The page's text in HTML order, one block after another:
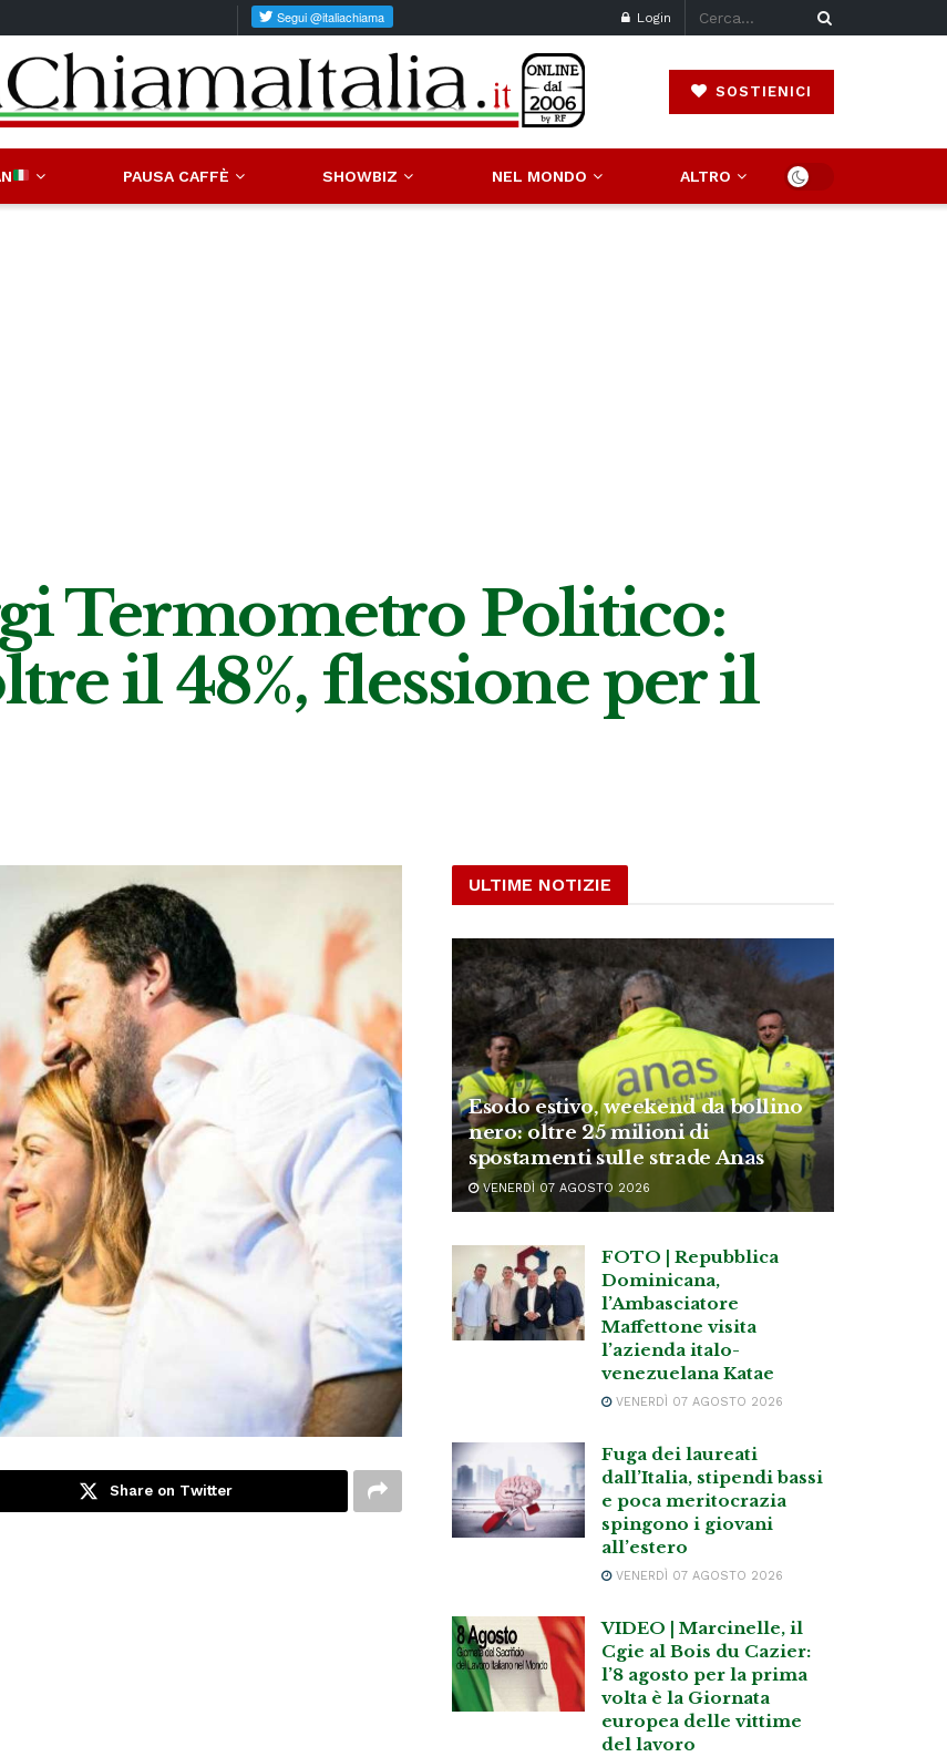
Login
SOSTIENICI
PAUSA CAFFÈ SHOWBIZ NEL MONDO ALTRO
Termometro Politico:
il 48%, flessione per il
Share on Twitter
ULTIME NOTIZIE
Esodo estivo, weekend da bollino
nero: oltre 25 milioni di
spostamenti sulle strade Anas
VENERDÌ 07 AGOSTO 2026
FOTO | Repubblica
Dominicana,
l’Ambasciatore
Maffettone visita
l’azienda italo-
venezuelana Katae
VENERDÌ 07 AGOSTO 2026
Fuga dei laureati
dall’Italia, stipendi bassi
e poca meritocrazia
spingono i giovani
all’estero
VENERDÌ 07 AGOSTO 2026
VIDEO | Marcinelle, il
Cgie al Bois du Cazier:
l’8 agosto per la prima
volta è la Giornata
europea delle vittime
del lavoro